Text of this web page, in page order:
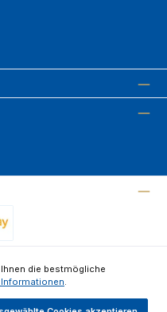
die bestmögliche
Informationen.